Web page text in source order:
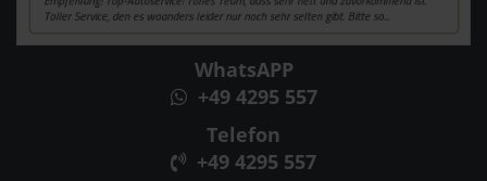
WhatsAPP
+49 4295 557
Telefon
+49 4295 557